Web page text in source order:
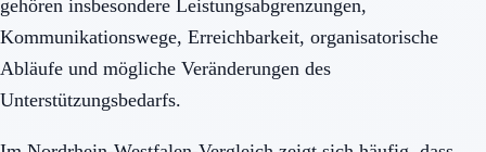
gehören insbesondere Leistungsabgrenzungen,
Kommunikationswege, Erreichbarkeit, organisatorische
Abläufe und mögliche Veränderungen des
Unterstützungsbedarfs.